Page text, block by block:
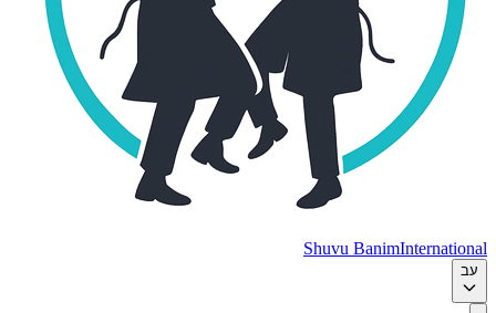
Shuvu Banim